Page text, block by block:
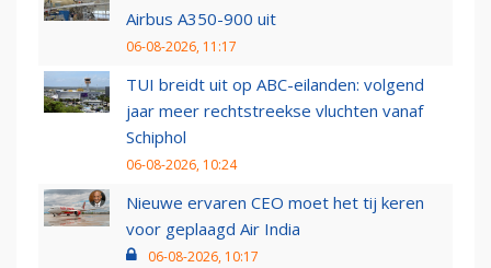
Airbus A350-900 uit
06-08-2026, 11:17
TUI breidt uit op ABC-eilanden: volgend
jaar meer rechtstreekse vluchten vanaf
Schiphol
06-08-2026, 10:24
Nieuwe ervaren CEO moet het tij keren
voor geplaagd Air India
06-08-2026, 10:17